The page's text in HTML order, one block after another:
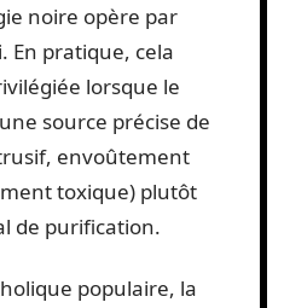
noire opère par
En pratique, cela
lorsque le
source précise de
envoûtement
toxique) plutôt
de purification.
populaire, la